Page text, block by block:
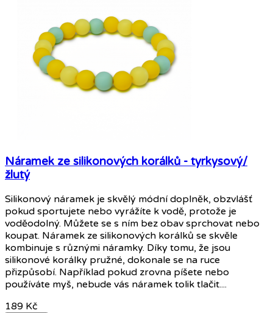
Náramek ze silikonových korálků - tyrkysový/
žlutý
Silikonový náramek je skvělý módní doplněk, obzvlášť
pokud sportujete nebo vyrážíte k vodě, protože je
voděodolný. Můžete se s ním bez obav sprchovat nebo
koupat. Náramek ze silikonových korálků se skvěle
kombinuje s různými náramky. Díky tomu, že jsou
silikonové korálky pružné, dokonale se na ruce
přizpůsobí. Například pokud zrovna píšete nebo
používáte myš, nebude vás náramek tolik tlačit....
189 Kč